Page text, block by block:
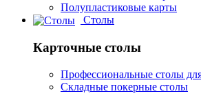
Полупластиковые карты
Столы
Карточные столы
Профессиональные столы
Складные покерные столы